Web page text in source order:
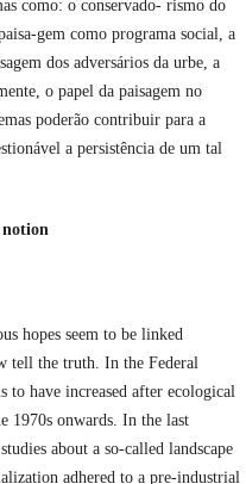
como: o conservado- rismo do
gem como programa social, a
dos adversários da urbe, a
o papel da paisagem no
poderão contribuir para a
a persistência de um tal
notion
hopes seem to be linked
tell the truth. In the Federal
to have increased after ecological
1970s onwards. In the last
about a so-called landscape
adhered to a pre-industrial